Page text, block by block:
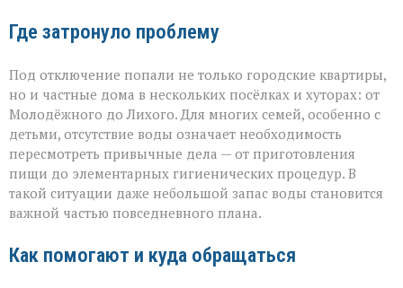
Где затронуло проблему
Под отключение попали не только городские квартиры,
но и частные дома в нескольких посёлках и хуторах: от
Молодёжного до Лихого. Для многих семей, особенно с
детьми, отсутствие воды означает необходимость
пересмотреть привычные дела — от приготовления
пищи до элементарных гигиенических процедур. В
такой ситуации даже небольшой запас воды становится
важной частью повседневного плана.
Как помогают и куда обращаться